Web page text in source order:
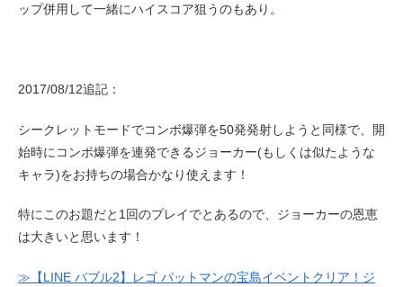
ップ併用して一緒にハイスコア狙うのもあり。
2017/08/12追記：
シークレットモードでコンボ爆弾を50発発射しようと同様で、開
始時にコンボ爆弾を連発できるジョーカー(もしくは似たような
キャラ)をお持ちの場合かなり使えます！
特にこのお題だと1回のプレイでとあるので、ジョーカーの恩恵
は大きいと思います！
≫【LINE バブル2】レゴ バットマンの宝島イベントクリア！ジ